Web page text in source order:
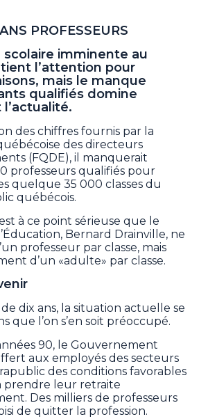
PROFESSEURS
scolaire imminente au
l’attention pour
mais le manque
qualifiés domine
des chiffres fournis par la
des directeurs
(FQDE), il manquerait
professeurs qualifiés pour
quelque 35 000 classes du
québécois.
à ce point sérieuse que le
Bernard Drainville, ne
professeur par classe, mais
d’un «adulte» par classe.
dix ans, la situation actuelle se
que l’on s’en soit préoccupé.
90, le Gouvernement
aux employés des secteurs
des conditions favorables
prendre leur retraite
Des milliers de professeurs
de quitter la profession.